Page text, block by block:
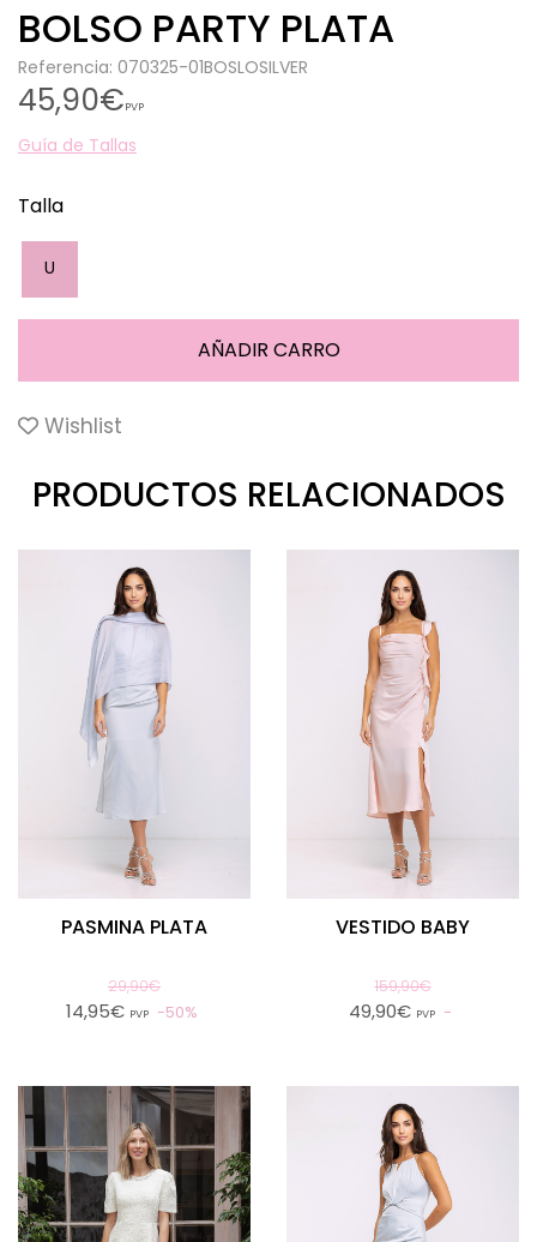
BOLSO PARTY PLATA
Referencia: 070325-01BOSLOSILVER
45,90€PVP
Guía de Tallas
Talla
U
Wishlist
PRODUCTOS RELACIONADOS
PASMINA PLATA
29,90€
14,95€ PVP 50%
VESTIDO BABY
159,90€
49,90€ PVP